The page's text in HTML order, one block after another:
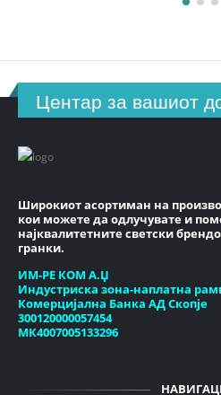
Центар за вашиот
Широкиот асортиман на
кои можете да одлучувате и
најквалитетните светски
гранки.
ИМ-РЕ КОМ А.Џ
Индустриска зона-наплатна
Комерцијална Банка АД Скопје
300120000057454
МК4007005133296